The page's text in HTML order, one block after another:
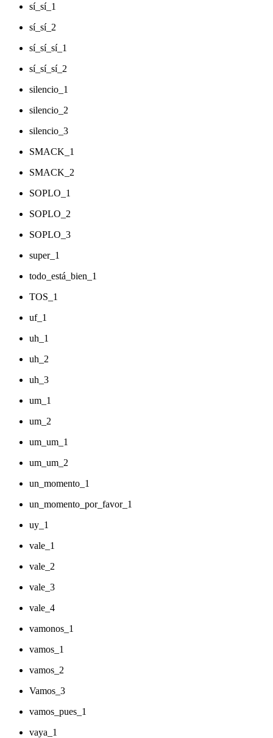
sí_sí_1
sí_sí_2
sí_sí_sí_1
sí_sí_sí_2
silencio_1
silencio_2
silencio_3
SMACK_1
SMACK_2
SOPLO_1
SOPLO_2
SOPLO_3
super_1
todo_está_bien_1
TOS_1
uf_1
uh_1
uh_2
uh_3
um_1
um_2
um_um_1
um_um_2
un_momento_1
un_momento_por_favor_1
uy_1
vale_1
vale_2
vale_3
vale_4
vamonos_1
vamos_1
vamos_2
Vamos_3
vamos_pues_1
vaya_1